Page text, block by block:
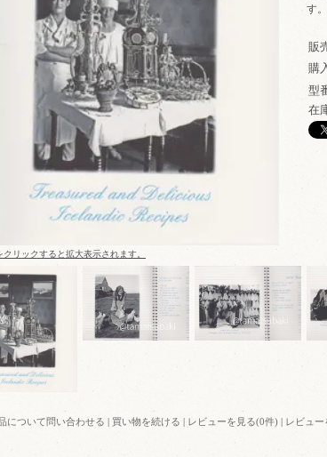
す
販
購
型
在
リックすると拡大表示されます。
について問い合わせる | 買い物を続ける | レビューを見る(0件) | レビュー